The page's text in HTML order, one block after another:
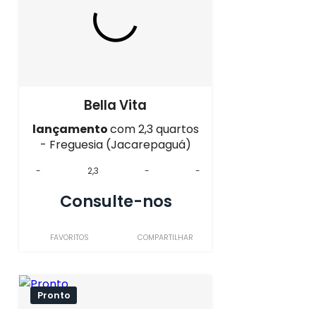
Bella Vita
lançamentocom 2,3 quartos
- Freguesia (Jacarepaguá)
- 2,3 - -
Consulte-nos
FAVORITOS COMPARTILHAR
Pronto